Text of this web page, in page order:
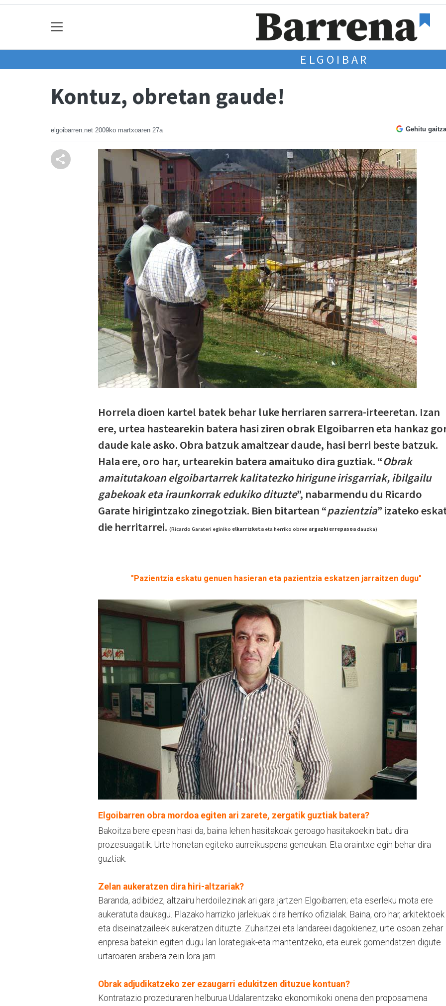
ELGOIBAR
Kontuz, obretan gaude!
elgoibarren.net 2009ko martxoaren 27a Gehitu
Horrela dioen kartel batek behar luke herriaren sarrera-irteeretan. Izan
ere, urtea hastearekin batera hasi ziren obrak Elgoibarren eta hankaz
daude kale asko. Obra batzuk amaitzear daude, hasi berri beste batzuk.
Hala ere, oro har, urtearekin batera amaituko dira guztiak. “Obrak
amaitutakoan elgoibartarrek kalitatezko hirigune irisgarriak, ibilgailu
gabekoak eta iraunkorrak edukiko dituzte”, nabarmendu du Ricardo
Garate hirigintzako zinegotziak. Bien bitartean “pazientzia” izateko
die herritarrei. (Ricardo Garateri eginiko elkarrizketa eta herriko obren argazki errepasoadauzka)
"Pazientzia eskatu genuen hasieran eta pazientzia eskatzen jarraitzen dugu"
Elgoibarren obra mordoa egiten ari zarete, zergatik guztiak batera?
Bakoitza bere epean hasi da, baina lehen hasitakoak geroago hasitakoekin batu dira
prozesuagatik. Urte honetan egiteko aurreikuspena geneukan. Eta oraintxe egin behar dira
guztiak.
Zelan aukeratzen dira hiri-altzariak?
Baranda, adibidez, altzairu herdoilezinak ari gara jartzen Elgoibarren; eta eserleku mota ere
aukeratuta daukagu. Plazako harrizko jarlekuak dira herriko ofizialak. Baina, oro har, arkitektoek
eta diseinatzaileek aukeratzen dituzte. Zuhaitzei eta landareei dagokienez, urte osoan zehar
enpresa batekin egiten dugu lan lorategiak-eta mantentzeko, eta eurek gomendatzen digute
urtaroaren arabera zein lora jarri.
Obrak adjudikatzeko zer ezaugarri edukitzen dituzue kontuan?
Kontratazio prozeduraren helburua Udalarentzako ekonomikoki onena den proposamena